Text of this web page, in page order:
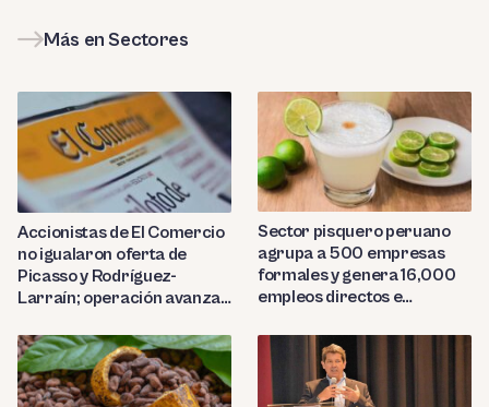
Más en Sectores
Accionistas de El Comercio
no igualaron oferta de
Picasso y Rodríguez-
Larraín; operación avanza
Sector pisquero peruano
agrupa a 500 empresas
formales y genera 16,000
empleos directos e